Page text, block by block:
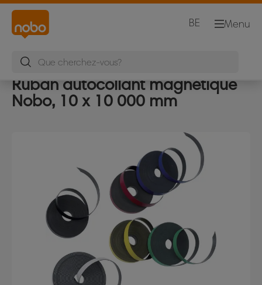
Menu
BE
Ruban autocollant magnétique
Nobo, 10 x 10 000 mm